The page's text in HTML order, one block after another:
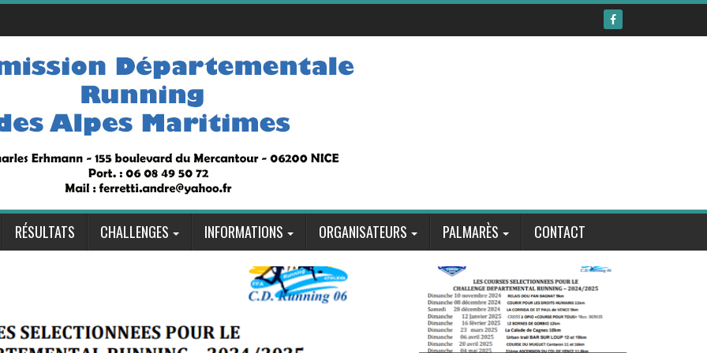
RÉSULTATS CHALLENGES INFORMATIONS ORGANISATEURS PALMARÈS CONTACT